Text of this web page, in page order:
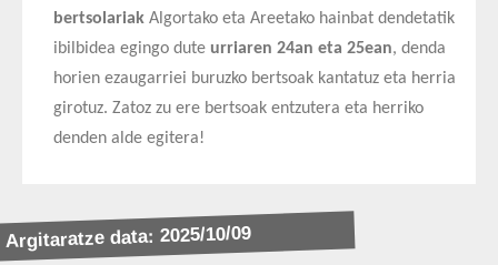
bertsolariak Algortako eta Areetako hainbat dendetatik
ibilbidea egingo dute urriaren 24an eta 25ean, denda
horien ezaugarriei buruzko bertsoak kantatuz eta herria
girotuz. Zatoz zu ere bertsoak entzutera eta herriko
denden alde egitera!
Argitaratze data: 2025/10/09